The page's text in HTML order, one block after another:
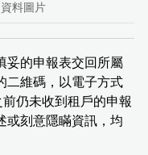
料圖片
妥的申報表交回所屬
二維碼，以電子方式
仍未收到租戶的申報
或刻意隱瞞資訊，均